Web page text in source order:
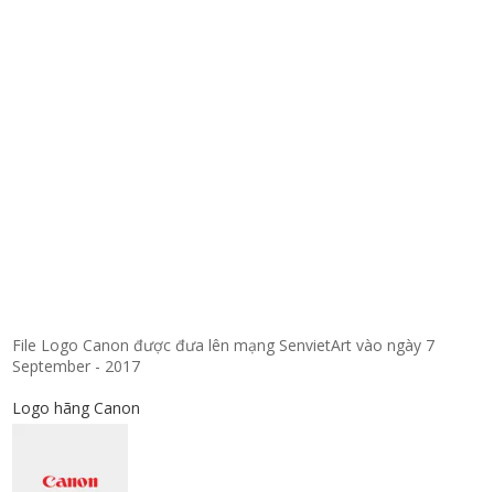
File Logo Canon được đưa lên mạng SenvietArt vào ngày 7
September - 2017
Logo hãng Canon